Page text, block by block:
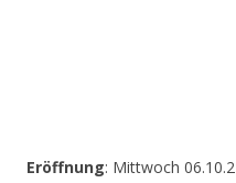
Eröffnung: Mittwoch